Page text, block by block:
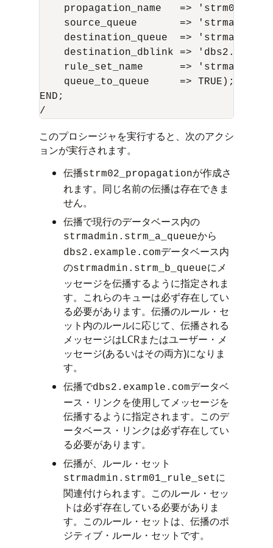
propagation_name   =>
source_queue       =>
destination_queue  =>
destination_dblink =>
rule_set_name      =>
    queue_to_queue     => TRUE);
END;
このプロシージャを実行すると、次のアクシ
ョンが実行されます。
伝播strm02_propagationが作成さ
れます。同じ名前の伝播は存在できま
せん。
伝播で現行のデータベース内の
strmadmin.strm_a_queueから
dbs2.example.comデータベース内
のstrmadmin.strm_b_queueにメ
ッセージを伝播するように指定されま
す。これらのキューは必ず存在してい
る必要があります。伝播のルール・セ
ット内のルールに応じて、伝播される
メッセージはLCRまたはユーザー・メ
ッセージ(あるいはその両方)になりま
す。
伝播でdbs2.example.comデータベ
ース・リンクを使用してメッセージを
伝播するように指定されます。このデ
ータベース・リンクは必ず存在してい
る必要があります。
伝播が、ルール・セット
strmadmin.strm01_rule_setに
関連付けられます。このルール・セッ
トは必ず存在している必要がありま
す。このルール・セットは、伝播のポ
ジティブ・ルール・セットです。